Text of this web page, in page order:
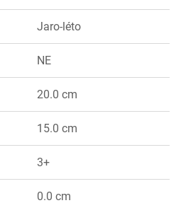
Jaro-léto
NE
20.0 cm
15.0 cm
3+
0.0 cm